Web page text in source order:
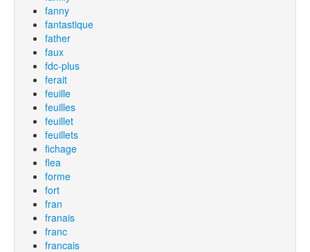
fanny
fantastique
father
faux
fdc-plus
ferait
feuille
feuilles
feuillet
feuillets
fichage
flea
forme
fort
fran
franais
franc
francais